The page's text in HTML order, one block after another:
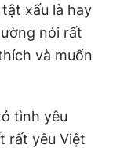
xấu là hay
nói rất
và muốn
tình yêu
rất yêu Việt